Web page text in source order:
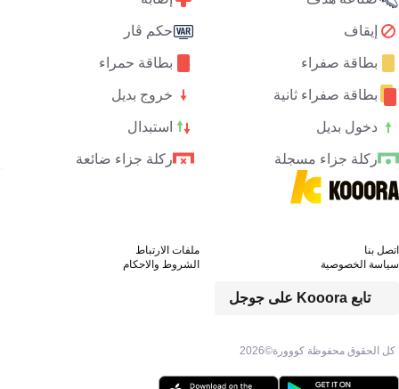
إيقاف حكم ڤار
بطاقة صفراء بطاقة حمراء
بطاقة صفراء ثانية خروج بديل
دخول بديل استبدال
ركلة جزاء مسجلة ركلة جزاء ضائعة
كل الحقوق محفوظة كووورة©2026
تابع Kooora على جوجل
اتصل بنا
ملفات الارتباط
سياسة الخصوصية
الشروط والاحكام